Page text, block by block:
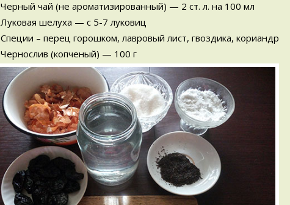
Черный чай (не ароматизированный) — 2 ст. л. на 100 мл
Луковая шелуха — с 5-7 луковиц
Специи – перец горошком, лавровый лист, гвоздика, кориандр
Чернослив (копченый) — 100 г